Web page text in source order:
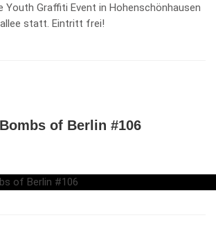
Youth Graffiti Event in Hohenschönhausen
statt. Eintritt frei!
of Berlin #106